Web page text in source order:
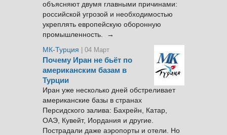
объясняют двумя главными причинами:
российской угрозой и необходимостью
укреплять европейскую оборонную
промышленность. →
МК-Турция
| 04 Март
Почему Иран не бьёт по
американским базам в
Турции
Иран уже несколько дней обстреливает
американские базы в странах
Персидского залива: Бахрейн, Катар,
ОАЭ, Кувейт, Иордания и другие.
Пострадали даже аэропорты и отели. Но